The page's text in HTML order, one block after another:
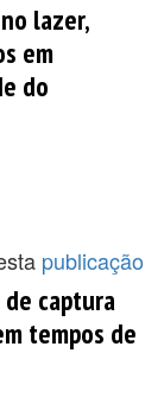
lazer,
em
do
publicação
captura
tempos de